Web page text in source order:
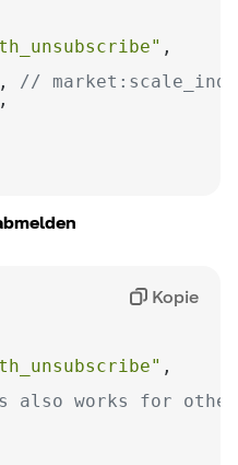
, //
also works for
Kopie